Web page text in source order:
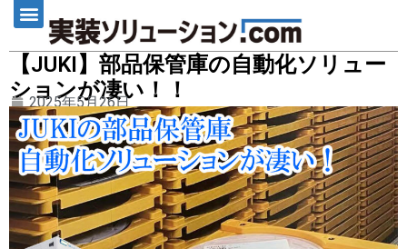
【JUKI】部品保管庫の自動化ソリュー
ションが凄い！！
2025年5月26日